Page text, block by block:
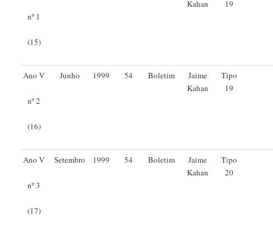
nº 1
(15)
Kahan
19
Ano V
nº 2
(16)
Junho 1999 54 Boletim
Jaime
Kahan
Tipo
19
Ano V
nº 3
(17)
Setembro 1999 54 Boletim
Jaime
Kahan
Tipo
20